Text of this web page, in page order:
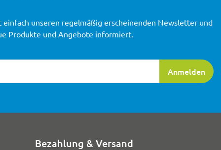
Anmelden
einfach unseren regelmäßig erscheinenden Newsletter und
Produkte und Angebote informiert.
Bezahlung & Versand